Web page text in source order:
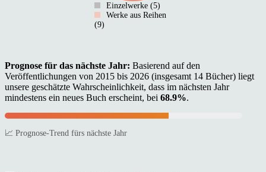
Einzelwerke (5)
Werke aus Reihen
(9)
Prognose für das nächste Jahr: Basierend auf den
Veröffentlichungen von 2015 bis 2026 (insgesamt 14 Bücher) liegt
unsere geschätzte Wahrscheinlichkeit, dass im nächsten Jahr
mindestens ein neues Buch erscheint, bei 68.9%.
📈 Prognose-Trend fürs nächste Jahr